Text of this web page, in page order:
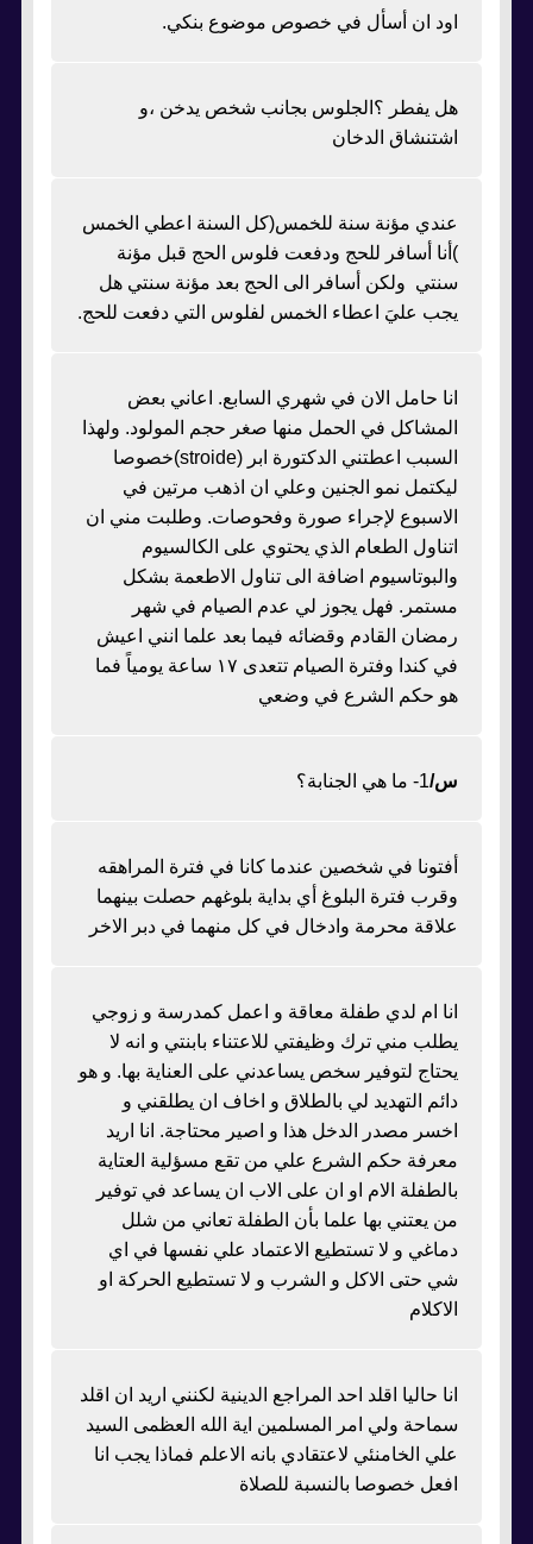
اود ان أسأل في خصوص موضوع بنكي.
هل يفطر ؟الجلوس بجانب شخص يدخن ،و
اشتنشاق الدخان
عندي مؤنة سنة للخمس(كل السنة اعطي الخمس
)أنا أسافر للحج ودفعت فلوس الحج قبل مؤنة
سنتي ولكن أسافر الى الحج بعد مؤنة سنتي هل
يجب عليَ اعطاء الخمس لفلوس التي دفعت للحج.
انا حامل الان في شهري السابع. اعاني بعض
المشاكل في الحمل منها صغر حجم المولود. ولهذا
السبب اعطتني الدكتورة ابر (stroide)خصوصا
ليكتمل نمو الجنين وعلي ان اذهب مرتين في
الاسبوع لإجراء صورة وفحوصات. وطلبت مني ان
اتناول الطعام الذي يحتوي على الكالسيوم
والبوتاسيوم اضافة الى تناول الاطعمة بشكل
مستمر. فهل يجوز لي عدم الصيام في شهر
رمضان القادم وقضائه فيما بعد علما انني اعيش
في كندا وفترة الصيام تتعدى ١٧ ساعة يومياً فما
هو حكم الشرع في وضعي
س/1- ما هي الجنابة؟
أفتونا في شخصين عندما كانا في فترة المراهقه
وقرب فترة البلوغ أي بداية بلوغهم حصلت بينهما
علاقة محرمة وادخال في كل منهما في دبر الاخر
انا ام لدي طفلة معاقة و اعمل كمدرسة و زوجي
يطلب مني ترك وظيفتي للاعتناء بابنتي و انه لا
يحتاج لتوفير سخص يساعدني على العناية بها. و هو
دائم التهديد لي بالطلاق و اخاف ان يطلقني و
اخسر مصدر الدخل هذا و اصير محتاجة. انا اريد
معرفة حكم الشرع علي من تقع مسؤلية العتاية
بالطفلة الام او ان على الاب ان يساعد في توفير
من يعتني بها علما بأن الطفلة تعاني من شلل
دماغي و لا تستطيع الاعتماد علي نفسها في اي
شي حتى الاكل و الشرب و لا تستطيع الحركة او
الاكلام
انا حاليا اقلد احد المراجع الدينية لكنني اريد ان اقلد
سماحة ولي امر المسلمين اية الله العظمى السيد
علي الخامنئي لاعتقادي بانه الاعلم فماذا يجب انا
افعل خصوصا بالنسبة للصلاة